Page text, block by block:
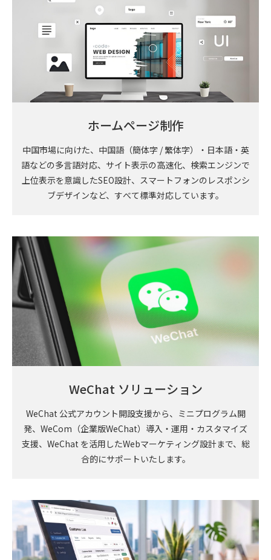
ホームページ制作
中国市場に向けた、中国語（簡体字 / 繁体字）・日本語・英
語などの多言語対応、サイト表示の高速化、検索エンジンで
上位表示を意識したSEO設計、スマートフォンのレスポンシ
ブデザインなど、すべて標準対応しています。
WeChat ソリューション
WeChat 公式アカウント開設支援から、ミニプログラム開
発、WeCom（企業版WeChat）導入・運用・カスタマイズ
支援、WeChat を活用したWebマーケティング設計まで、総
合的にサポートいたします。